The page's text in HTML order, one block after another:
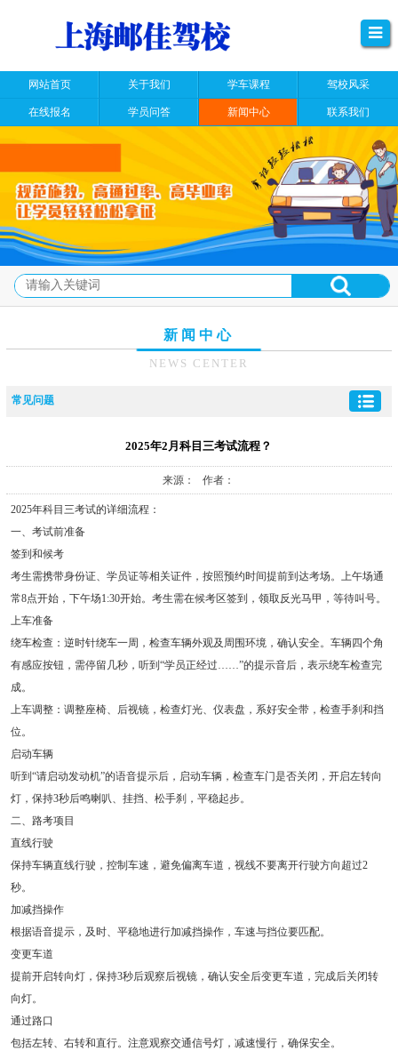
网站首页 关于我们 学车课程 驾校风采
在线报名 学员问答 新闻中心 联系我们
新闻中心
NEWS CENTER
常见问题
2025年2月科目三考试流程？
来源： 作者：
2025年科目三考试的详细流程：
一、考试前准备
签到和候考
考生需携带身份证、学员证等相关证件，按照预约时间提前到达考场。上午场通
常8点开始，下午场1:30开始。考生需在候考区签到，领取反光马甲，等待叫号。
上车准备
绕车检查：逆时针绕车一周，检查车辆外观及周围环境，确认安全。车辆四个角
有感应按钮，需停留几秒，听到“学员正经过……”的提示音后，表示绕车检查完
成。
上车调整：调整座椅、后视镜，检查灯光、仪表盘，系好安全带，检查手刹和挡
位。
启动车辆
听到“请启动发动机”的语音提示后，启动车辆，检查车门是否关闭，开启左转向
灯，保持3秒后鸣喇叭、挂挡、松手刹，平稳起步。
二、路考项目
直线行驶
保持车辆直线行驶，控制车速，避免偏离车道，视线不要离开行驶方向超过2
秒。
加减挡操作
根据语音提示，及时、平稳地进行加减挡操作，车速与挡位要匹配。
变更车道
提前开启转向灯，保持3秒后观察后视镜，确认安全后变更车道，完成后关闭转
向灯。
通过路口
包括左转、右转和直行。注意观察交通信号灯，减速慢行，确保安全。